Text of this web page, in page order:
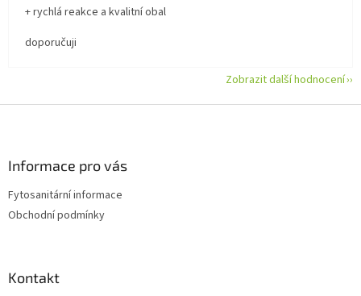
+ rychlá reakce a kvalitní obal
doporučuji
Zobrazit další hodnocení
Informace pro vás
Fytosanitární informace
Obchodní podmínky
Kontakt